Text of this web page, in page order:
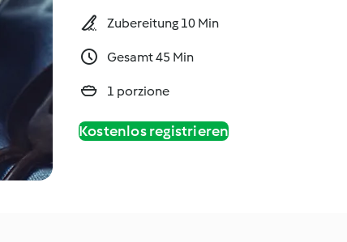
Zubereitung 10 Min
Gesamt 45 Min
1 porzione
Kostenlos registrieren